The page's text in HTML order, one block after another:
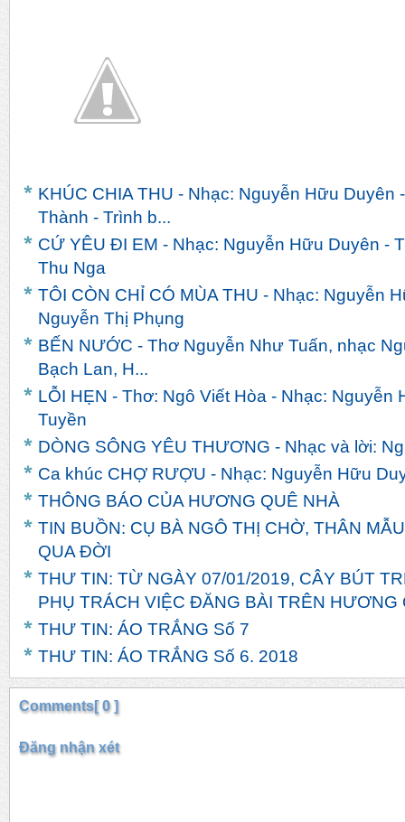
KHÚC CHIA THU - Nhạc: Nguyễn Hữu Duyên
Thành - Trình b...
CỨ YÊU ĐI EM - Nhạc: Nguyễn Hữu Duyên -
Thu Nga
TÔI CÒN CHỈ CÓ MÙA THU - Nhạc: Nguyễn
Nguyễn Thị Phụng
BẾN NƯỚC - Thơ Nguyễn Như Tuấn, nhạc
Bạch Lan, H...
LỖI HẸN - Thơ: Ngô Viết Hòa - Nhạc: Nguyễn
Tuyền
DÒNG SÔNG YÊU THƯƠNG - Nhạc và lời:
Ca khúc CHỢ RƯỢU - Nhạc: Nguyễn Hữu
THÔNG BÁO CỦA HƯƠNG QUÊ NHÀ
TIN BUỒN: CỤ BÀ NGÔ THỊ CHỜ, THÂN
QUA ĐỜI
THƯ TIN: TỪ NGÀY 07/01/2019, CÂY BÚT
PHỤ TRÁCH VIỆC ĐĂNG BÀI TRÊN HƯƠNG
THƯ TIN: ÁO TRẮNG Số 7
THƯ TIN: ÁO TRẮNG Số 6. 2018
Comments[ 0 ]
Đăng nhận xét